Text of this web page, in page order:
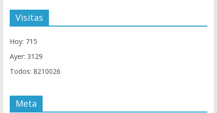
Visitas
Hoy: 715
Ayer: 3129
Todos: 8210026
Meta